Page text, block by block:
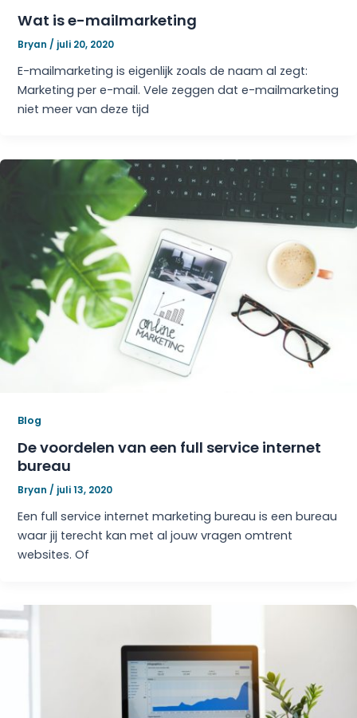
Wat is e-mailmarketing
Bryan / juli 20, 2020
E-mailmarketing is eigenlijk zoals de naam al zegt:
Marketing per e-mail. Vele zeggen dat e-mailmarketing
niet meer van deze tijd
Blog
De voordelen van een full service internet
bureau
Bryan / juli 13, 2020
Een full service internet marketing bureau is een bureau
waar jij terecht kan met al jouw vragen omtrent
websites. Of